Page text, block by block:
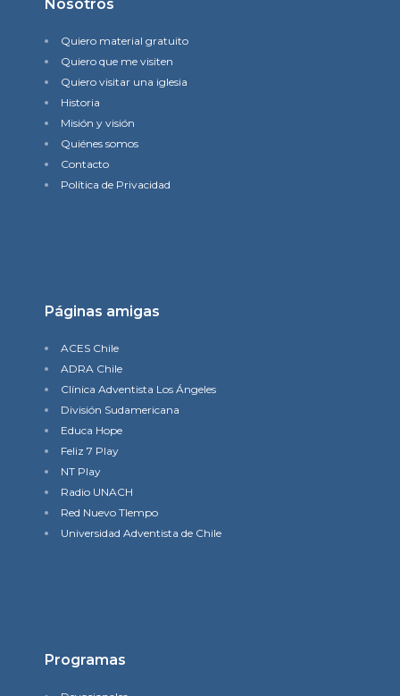
Nosotros
Quiero material gratuito
Quiero que me visiten
Quiero visitar una iglesia
Historia
Misión y visión
Quiénes somos
Contacto
Política de Privacidad
Páginas amigas
ACES Chile
ADRA Chile
Clínica Adventista Los Ángeles
División Sudamericana
Educa Hope
Feliz 7 Play
NT Play
Radio UNACH
Red Nuevo TIempo
Universidad Adventista de Chile
Programas